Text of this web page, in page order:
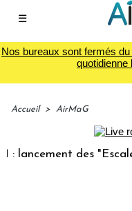
☰
Nos bureaux sont fermés
quotidienne
Accueil > AirMaG
des "Escales